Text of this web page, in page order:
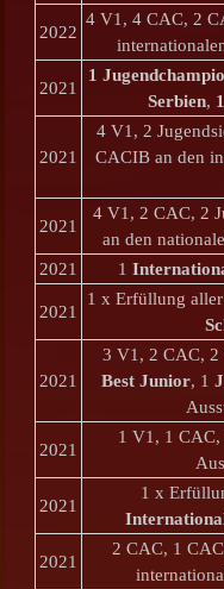
2022
4 V1, 4 CAC, 2
2021
1
Serbien,
2021
4 V1, 2
CACIB an den
2021
4 V1, 2 CAC, 2
an den
2021
1
2021
1 x Erfüllung
2021
3 V1, 2 CAC, 2
Best Junior, 1
2021
1 V1, 1
2021
1 x
2021
2 CAC, 1